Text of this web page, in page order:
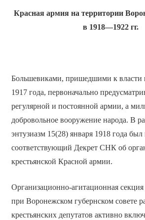
Красная армия на территории
в 1918—1922 гг.
Большевиками, пришедшими к власти
1917 года, первоначально
регулярной и постоянной армии, а
добровольное вооружение народа. В
энтузиазм 15(28) января 1918 года был
соответствующий Декрет СНК об
крестьянской Красной армии.
Организационно-агитационная
при Воронежском губернском совете
крестьянских депутатов активно